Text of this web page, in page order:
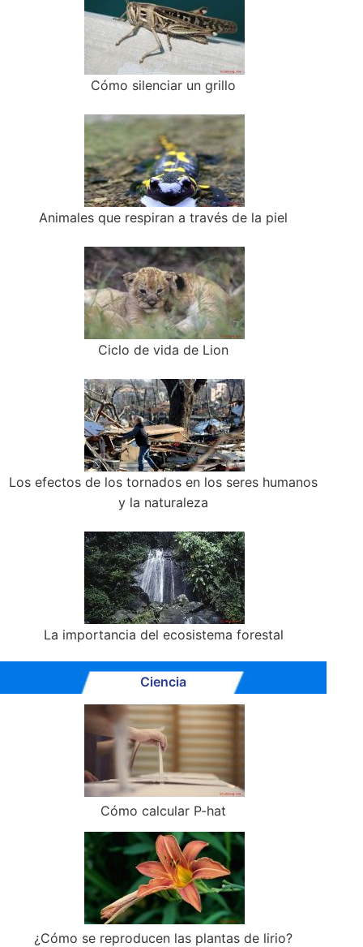
Cómo silenciar un grillo
Animales que respiran a través de la piel
Ciclo de vida de Lion
Los efectos de los tornados en los seres humanos
y la naturaleza
La importancia del ecosistema forestal
Ciencia
Cómo calcular P-hat
¿Cómo se reproducen las plantas de lirio?